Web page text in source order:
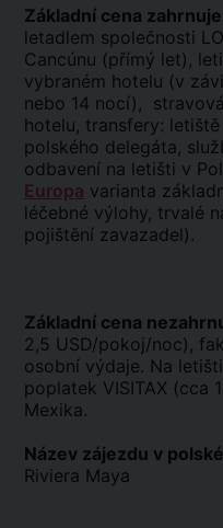
Základní cena
letadlem společnosti
Cancúnu (přímý let),
vybraném hotelu (v
nebo 14 nocí),
hotelu, transfery:
polského delegáta,
odbavení na letišti v
Europa varianta
léčebné výlohy, trvalé
pojištění zavazadel).
Základní cena
2,5 USD/pokoj/noc),
osobní výdaje. Na
poplatek VISITAX (cca
Mexika.
Název zájezdu v
Riviera Maya